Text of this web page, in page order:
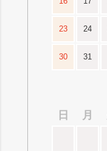
23 24
30 31
日
月